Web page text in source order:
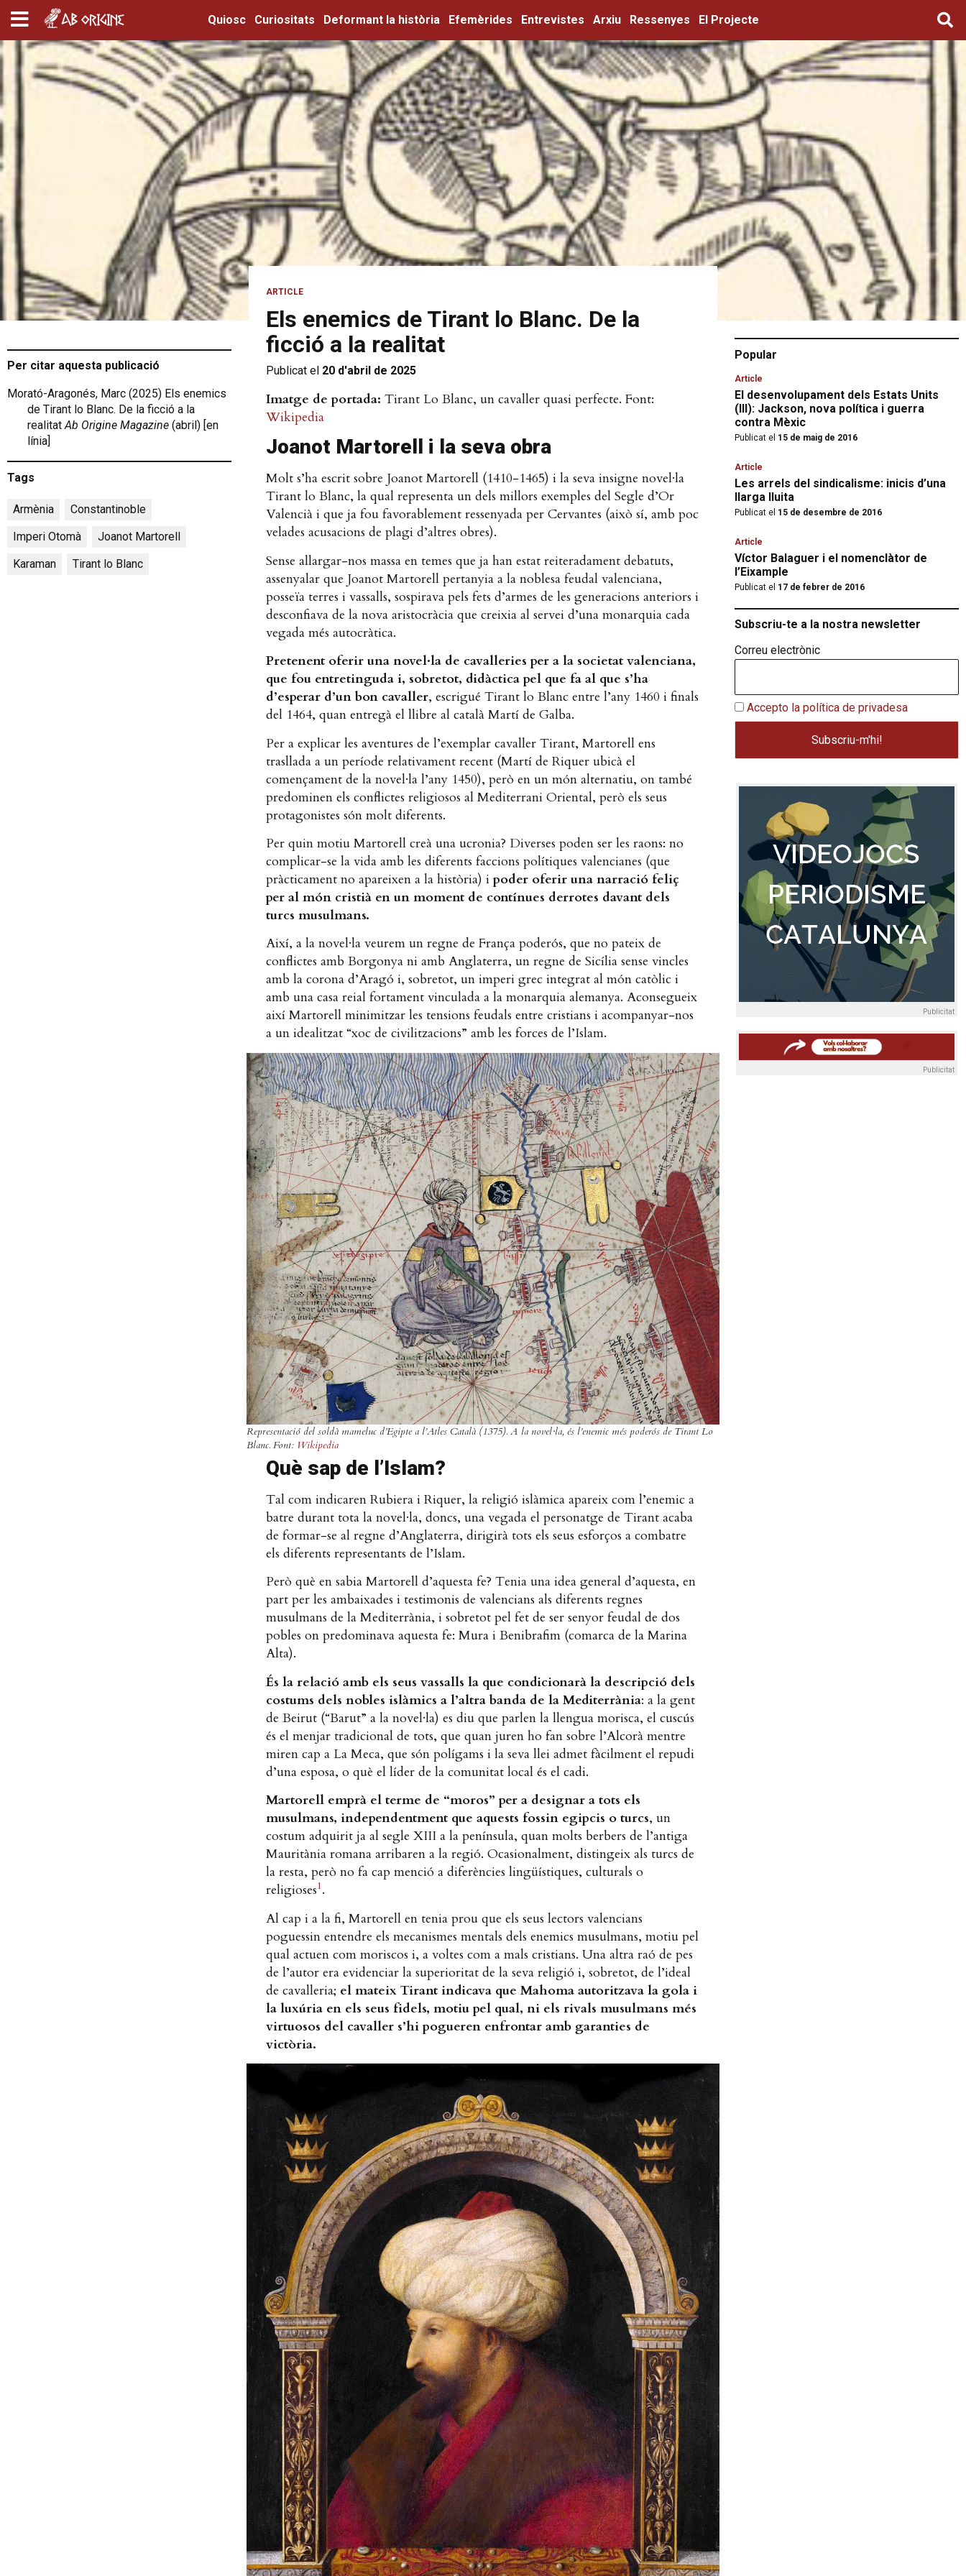
Quiosc Curiositats Deformant la història Efemèrides Entrevistes Arxiu Ressenyes El Projecte
Per citar aquesta publicació
Morató-Aragonés, Marc (2025) Els enemics
de Tirant lo Blanc. De la ficció a la
realitatAb Origine Magazine (abril) [en
línia]
Tags
Armènia Constantinoble
Imperi Otomà
Joanot Martorell
Karaman
Tirant lo Blanc
ARTICLE
Els enemics de Tirant lo Blanc. De la
ficció a la realitat
Publicat el 20 d'abril de 2025
Imatge de portada: Tirant Lo Blanc, un cavaller quasi perfecte. Font:
Wikipedia
Joanot Martorell i la seva obra
Molt s’ha escrit sobre Joanot Martorell (1410-1465) i la seva insigne novel·la
Tirant lo Blanc, la qual representa un dels millors exemples del Segle d’Or
Valencià i que ja fou favorablement ressenyada per Cervantes (això sí, amb poc
velades acusacions de plagi d’altres obres).
Sense allargar-nos massa en temes que ja han estat reiteradament debatuts,
assenyalar que Joanot Martorell pertanyia a la noblesa feudal valenciana,
posseïa terres i vassalls, sospirava pels fets d’armes de les generacions anteriors i
desconfiava de la nova aristocràcia que creixia al servei d’una monarquia cada
vegada més autocràtica.
Pretenent oferir una novel·la de cavalleries per a la societat valenciana,
que fou entretinguda i, sobretot, didàctica pel que fa al que s’ha
d’esperar d’un bon cavaller, escrigué Tirant lo Blanc entre l’any 1460 i finals
del 1464, quan entregà el llibre al català Martí de Galba.
Per a explicar les aventures de l’exemplar cavaller Tirant, Martorell ens
trasllada a un període relativament recent (Martí de Riquer ubicà el
començament de la novel·la l’any 1450), però en un món alternatiu, on també
predominen els conflictes religiosos al Mediterrani Oriental, però els seus
protagonistes són molt diferents.
Per quin motiu Martorell creà una ucronia? Diverses poden ser les raons: no
complicar-se la vida amb les diferents faccions polítiques valencianes (que
pràcticament no apareixen a la història) i poder oferir una narració feliç
per al món cristià en un moment de contínues derrotes davant dels
turcs musulmans.
Així, a la novel·la veurem un regne de França poderós, que no pateix de
conflictes amb Borgonya ni amb Anglaterra, un regne de Sicília sense vincles
amb la corona d’Aragó i, sobretot, un imperi grec integrat al món catòlic i
amb una casa reial fortament vinculada a la monarquia alemanya. Aconsegueix
així Martorell minimitzar les tensions feudals entre cristians i acompanyar-nos
a un idealitzat “xoc de civilitzacions” amb les forces de l’Islam.
Representació del soldà mameluc d’Egipte a l’Atles Català (1375). A la novel·la, és l’enemic més poderós de Tirant Lo
Blanc. Font: Wikipedia
Què sap de l’Islam?
Tal com indicaren Rubiera i Riquer, la religió islàmica apareix com l’enemic a
batre durant tota la novel·la, doncs, una vegada el personatge de Tirant acaba
de formar-se al regne d’Anglaterra, dirigirà tots els seus esforços a combatre
els diferents representants de l’Islam.
Però què en sabia Martorell d’aquesta fe? Tenia una idea general d’aquesta, en
part per les ambaixades i testimonis de valencians als diferents regnes
musulmans de la Mediterrània, i sobretot pel fet de ser senyor feudal de dos
pobles on predominava aquesta fe: Mura i Benibrafim (comarca de la Marina
Alta).
És la relació amb els seus vassalls la que condicionarà la descripció dels
costums dels nobles islàmics a l’altra banda de la Mediterrània: a la gent
de Beirut (“Barut” a la novel·la) es diu que parlen la llengua morisca, el cuscús
és el menjar tradicional de tots, que quan juren ho fan sobre l’Alcorà mentre
miren cap a La Meca, que són polígams i la seva llei admet fàcilment el repudi
d’una esposa, o què el líder de la comunitat local és el cadi.
Martorell emprà el terme de “moros” per a designar a tots els
musulmans, independentment que aquests fossin egipcis o turcs, un
costum adquirit ja al segle XIII a la península, quan molts berbers de l’antiga
Mauritània romana arribaren a la regió. Ocasionalment, distingeix als turcs de
la resta, però no fa cap menció a diferències lingüístiques, culturals o
religioses1.
Al cap i a la fi, Martorell en tenia prou que els seus lectors valencians
poguessin entendre els mecanismes mentals dels enemics musulmans, motiu pel
qual actuen com moriscos i, a voltes com a mals cristians. Una altra raó de pes
de l’autor era evidenciar la superioritat de la seva religió i, sobretot, de l’ideal
de cavalleria; el mateix Tirant indicava que Mahoma autoritzava la gola i
la luxúria en els seus fidels, motiu pel qual, ni els rivals musulmans més
virtuosos del cavaller s’hi pogueren enfrontar amb garanties de
victòria.
Popular
Article
El desenvolupament dels Estats Units
(III): Jackson, nova política i guerra
contra Mèxic
Publicat el 15 de maig de 2016
Article
Les arrels del sindicalisme: inicis d’una
llarga lluita
Publicat el 15 de desembre de 2016
Article
Víctor Balaguer i el nomenclàtor de
l’Eixample
Publicat el 17 de febrer de 2016
Subscriu-te a la nostra newsletter
Correu electrònic
Accepto la política de privadesa
Publicitat
Publicitat